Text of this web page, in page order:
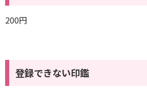
200円
登録できない印鑑